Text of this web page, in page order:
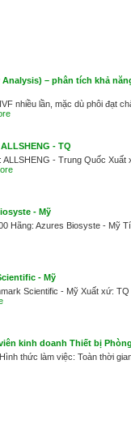
– phân tích khả
nhiều lần, mặc dù phôi đạt
- TQ
ALLSHENG - Trung Quốc
- Mỹ
Hãng: Azures Biosyste - Mỹ
- Mỹ
Scientific - Mỹ Xuất xứ:
kinh doanh Thiết bị
thức làm việc: Toàn thời